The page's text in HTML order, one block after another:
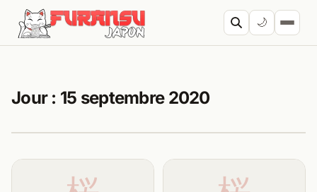
Aller au contenu
🌙
Jour : 15 septembre 2020